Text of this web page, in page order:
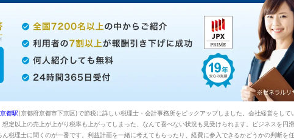
京都駅(京都府京都市下京区)で節税に詳しい税理士・会計事務所をピックアップしました。会社経営をして
以上の売上が上がり税率も上がってしまった、なんて喜べない状況も見受けられます。ビジネスを円滑
理士に聞くのが一番です。利益計画を一緒に考えてもらったり、経費に参入できるかどうかの判断を任